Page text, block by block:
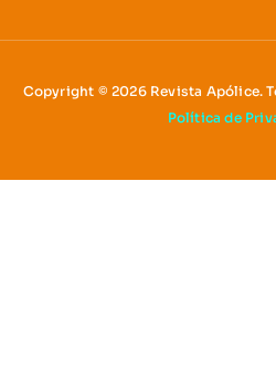
Copyright © 2026 Revista Apólice.
Política de